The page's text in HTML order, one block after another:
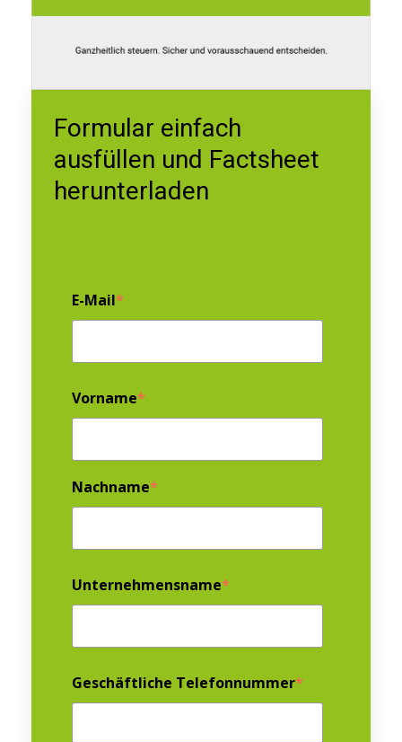
Formular einfach
ausfüllen und Factsheet
herunterladen
E-Mail*
Vorname*
Nachname*
Unternehmensname*
Geschäftliche Telefonnummer*